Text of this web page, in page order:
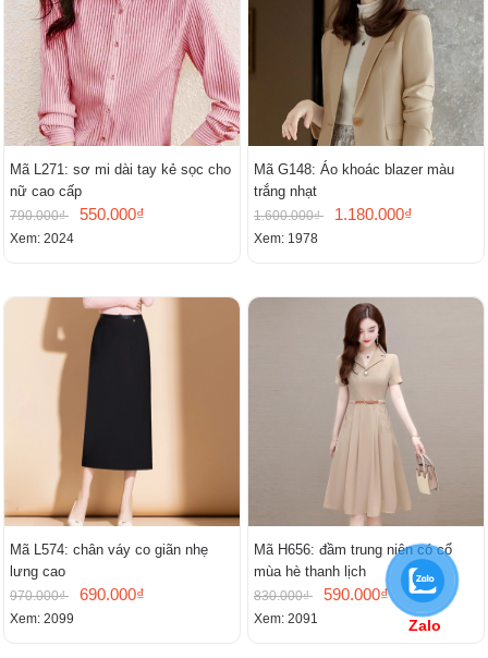
Mã L271: sơ mi dài tay kẻ sọc cho
nữ cao cấp
790.000₫ 550.000₫
Xem: 2024
Mã G148: Áo khoác blazer màu
trắng nhạt
1.600.000₫ 1.180.000₫
Xem: 1978
Mã L574: chân váy co giãn nhẹ
lưng cao
970.000₫ 690.000₫
Xem: 2099
Mã H656: đầm trung niên có cổ
mùa hè thanh lịch
830.000₫ 590.000₫
Xem: 2091 Zalo